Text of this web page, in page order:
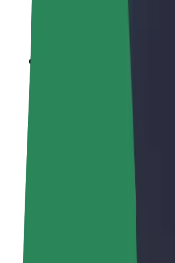
Registrarse como
Añadí tu flota a Bolt y
Productos y servicios